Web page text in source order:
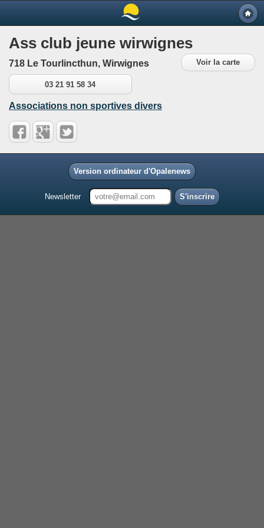
Ass club jeune wirwignes
Voir la carte
718 Le Tourlincthun, Wirwignes
03 21 91 58 34
Associations non sportives divers
Version ordinateur d'Opalenews
Newsletter S'inscrire